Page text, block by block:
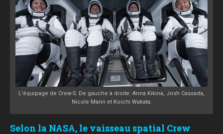
L'équipage de Crew-5. De gauche à droite: Anna Kikina, Josh Cassada,
Nicole Mann et Koichi Wakata.
Selon la NASA, le vaisseau spatial Crew